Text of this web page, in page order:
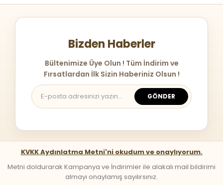
Bizden Haberler
Bültenimize Üye Olun ! Tüm İndirim ve
Fırsatlardan İlk Sizin Haberiniz Olsun !
GÖNDER
KVKK Aydınlatma Metni'ni okudum ve onaylıyorum.
Metni doldurarak Kampanya ve İndirimler ile alakalı mail bildirimi
almayı onaylamış sayılırsınız.